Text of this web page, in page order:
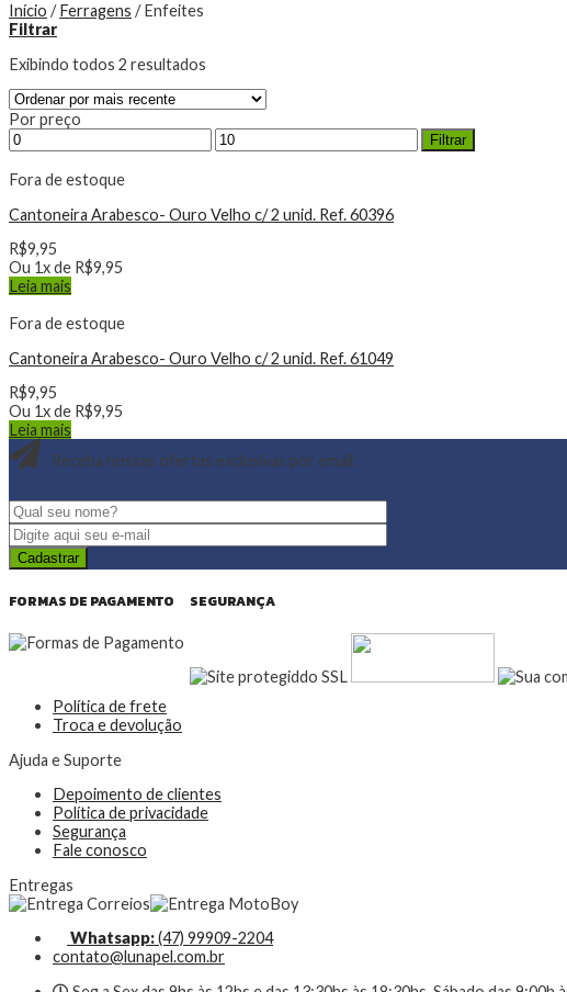
Início / Ferragens /Enfeites
Filtrar
Exibindo todos 2 resultados
Por preço
Filtrar
Fora de estoque
Cantoneira Arabesco- Ouro Velho c/ 2 unid. Ref. 60396
R$9,95
Ou 1x de R$9,95
Leia mais
Fora de estoque
Cantoneira Arabesco- Ouro Velho c/ 2 unid. Ref. 61049
R$9,95
Ou 1x de R$9,95
Leia mais
Receba nossas ofertas exclusivas por email:
FORMAS DE PAGAMENTO SEGURANÇA
Política de frete
Troca e devolução
Ajuda e Suporte
Depoimento de clientes
Política de privacidade
Segurança
Fale conosco
Entregas
Whatsapp:(47) 99909-2204
contato@lunapel.com.br